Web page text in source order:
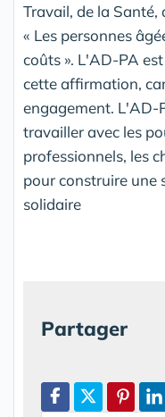
Travail, de la Santé,
« Les personnes
coûts ». L'AD-PA
cette affirmation,
engagement. L'AD-
travailler avec les
professionnels, les
pour construire une
solidaire
Partager